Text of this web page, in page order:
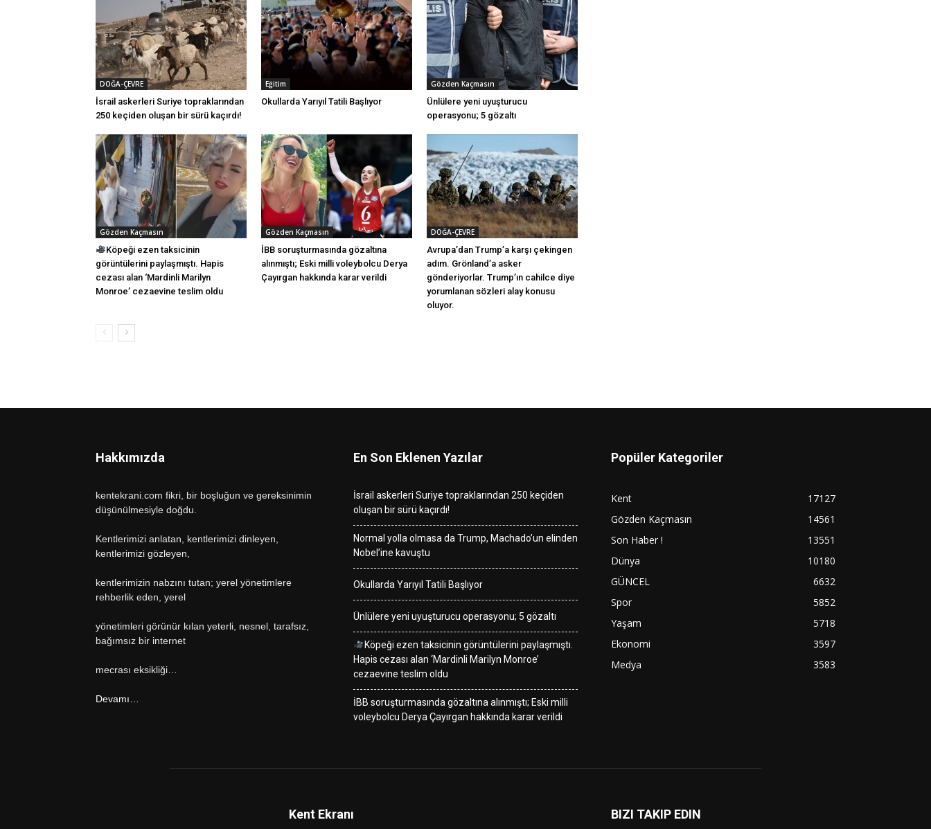
DOĞA-ÇEVRE
İsrail askerleri Suriye topraklarından
250 keçiden oluşan bir sürü kaçırdı!
Eğitim
Okullarda Yarıyıl Tatili Başlıyor
Gözden Kaçmasın
Ünlülere yeni uyuşturucu
operasyonu; 5 gözaltı
Gözden Kaçmasın
Köpeği ezen taksicinin
görüntülerini paylaşmıştı. Hapis
cezası alan ‘Mardinli Marilyn
Monroe’ cezaevine teslim oldu
Gözden Kaçmasın
İBB soruşturmasında gözaltına
alınmıştı; Eski milli voleybolcu Derya
Çayırgan hakkında karar verildi
DOĞA-ÇEVRE
Avrupa’dan Trump’a karşı çekingen
adım. Grönland’a asker
gönderiyorlar. Trump’ın cahilce diye
yorumlanan sözleri alay konusu
oluyor.
Hakkımızda
kentekrani.com fikri, bir boşluğun ve gereksinimin
düşünülmesiyle doğdu.
Kentlerimizi anlatan, kentlerimizi dinleyen,
kentlerimizi gözleyen,
kentlerimizin nabzını tutan; yerel yönetimlere
rehberlik eden, yerel
yönetimleri görünür kılan yeterli, nesnel, tarafsız,
bağımsız bir internet
mecrası eksikliği…
Devamı…
En Son Eklenen Yazılar
İsrail askerleri Suriye topraklarından 250 keçiden
oluşan bir sürü kaçırdı!
Normal yolla olmasa da Trump, Machado’un elinden
Nobel’ine kavuştu
Okullarda Yarıyıl Tatili Başlıyor
Ünlülere yeni uyuşturucu operasyonu; 5 gözaltı
Köpeği ezen taksicinin görüntülerini paylaşmıştı.
Hapis cezası alan ‘Mardinli Marilyn Monroe’
cezaevine teslim oldu
İBB soruşturmasında gözaltına alınmıştı; Eski milli
voleybolcu Derya Çayırgan hakkında karar verildi
Popüler Kategoriler
Kent
17127
Gözden Kaçmasın
14561
Son Haber !
13551
Dünya
10180
GÜNCEL
6632
Spor
5852
Yaşam
5718
Ekonomi
3597
Medya
3583
Kent Ekranı BIZI TAKIP EDIN